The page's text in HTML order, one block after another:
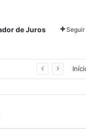
de Juros Seguir